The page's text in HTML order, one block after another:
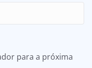
para a próxima